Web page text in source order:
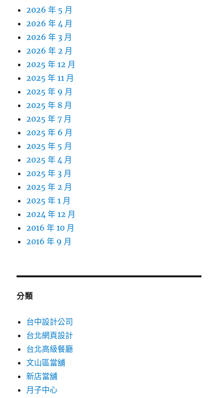
2026 年 5 月
2026 年 4 月
2026 年 3 月
2026 年 2 月
2025 年 12 月
2025 年 11 月
2025 年 9 月
2025 年 8 月
2025 年 7 月
2025 年 6 月
2025 年 5 月
2025 年 4 月
2025 年 3 月
2025 年 2 月
2025 年 1 月
2024 年 12 月
2016 年 10 月
2016 年 9 月
分類
台中設計公司
台北網頁設計
台北高級餐廳
文山區當舖
新店當舖
月子中心